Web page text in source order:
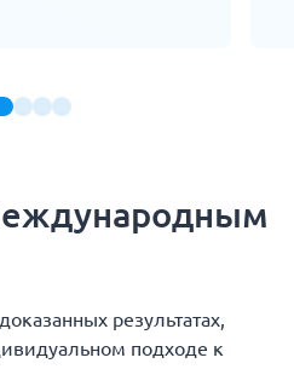
результатах,
подходе к